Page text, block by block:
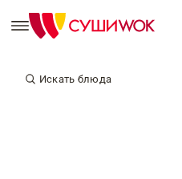
Искать блюда